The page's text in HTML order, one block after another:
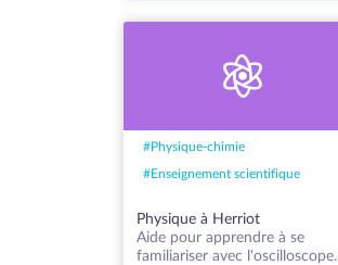
#Physique-chimie
#Enseignement scientifique
Physique à Herriot
Aide pour apprendre à se
familiariser avec l'oscilloscope.